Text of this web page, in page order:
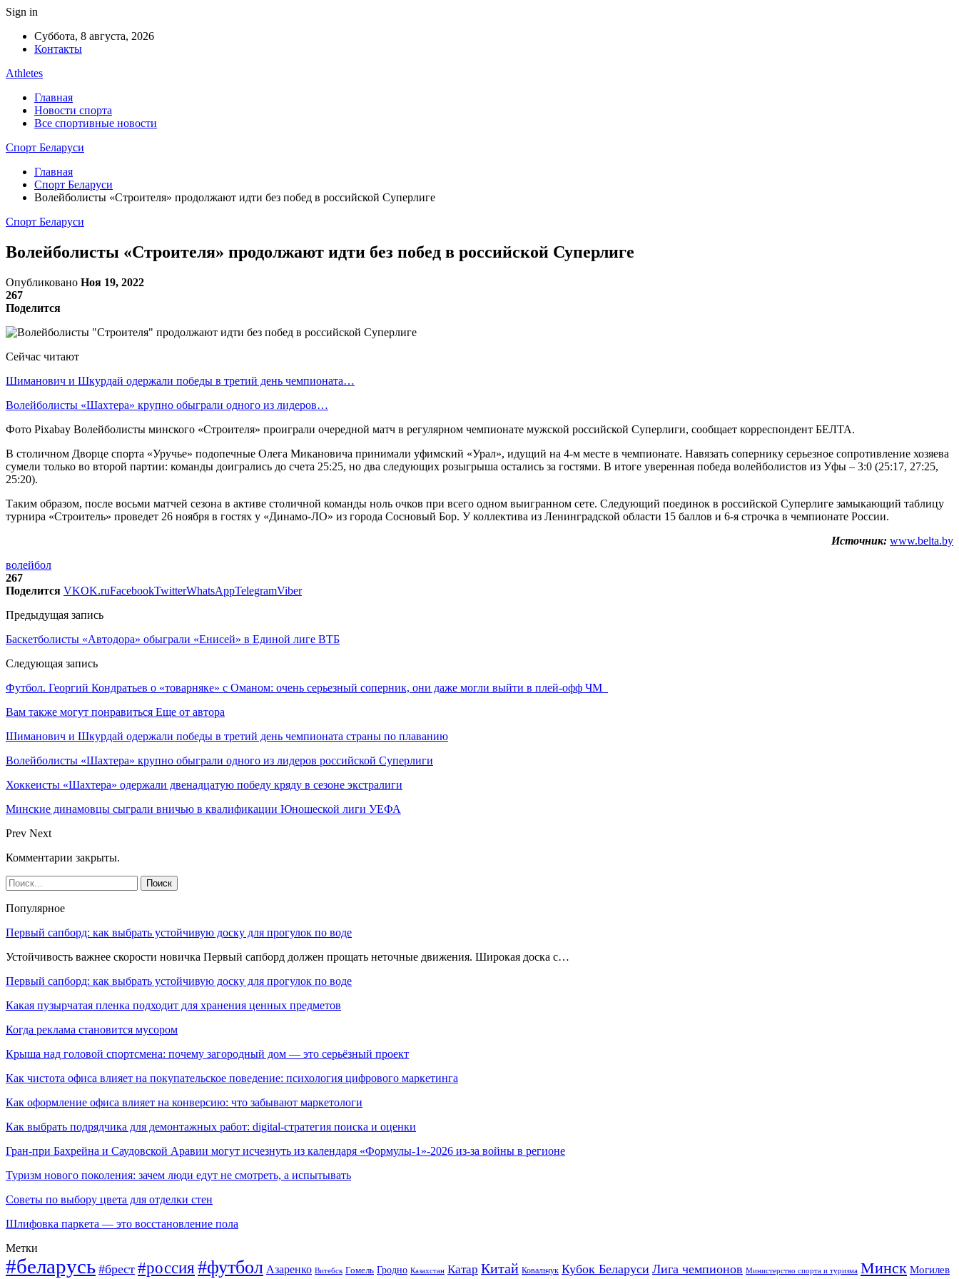
Sign in
Суббота, 8 августа, 2026
Контакты
Athletes
Главная
Новости спорта
Все спортивные новости
Спорт Беларуси
Главная
Спорт Беларуси
Волейболисты «Строителя» продолжают идти без побед в российской Суперлиге
Спорт Беларуси
Волейболисты «Строителя» продолжают идти без побед в российской Суперлиге
Опубликовано Ноя 19, 2022
267
Поделится
Сейчас читают
Шиманович и Шкурдай одержали победы в третий день чемпионата…
Волейболисты «Шахтера» крупно обыграли одного из лидеров…
Фото Pixabay Волейболисты минского «Строителя» проиграли очередной матч в регулярном чемпионате мужской российской Суперлиги, сообщает корреспондент БЕЛТА.
В столичном Дворце спорта «Уручье» подопечные Олега Микановича принимали уфимский «Урал», идущий на 4-м месте в чемпионате. Навязать сопернику серьезное сопротивление хозяева
сумели только во второй партии: команды доигрались до счета 25:25, но два следующих розыгрыша остались за гостями. В итоге уверенная победа волейболистов из Уфы – 3:0 (25:17, 27:25,
25:20).
Таким образом, после восьми матчей сезона в активе столичной команды ноль очков при всего одном выигранном сете. Следующий поединок в российской Суперлиге замыкающий таблицу
турнира «Строитель» проведет 26 ноября в гостях у «Динамо-ЛО» из города Сосновый Бор. У коллектива из Ленинградской области 15 баллов и 6-я строчка в чемпионате России.
Источник: www.belta.by
волейбол
267
Поделится VKOK.ruFacebookTwitterWhatsAppTelegramViber
Предыдущая запись
Баскетболисты «Автодора» обыграли «Енисей» в Единой лиге ВТБ
Следующая запись
Футбол. Георгий Кондратьев о «товарняке» с Оманом: очень серьезный соперник, они даже могли выйти в плей-офф ЧМ
Вам также могут понравиться Еще от автора
Шиманович и Шкурдай одержали победы в третий день чемпионата страны по плаванию
Волейболисты «Шахтера» крупно обыграли одного из лидеров российской Суперлиги
Хоккеисты «Шахтера» одержали двенадцатую победу кряду в сезоне экстралиги
Минские динамовцы сыграли вничью в квалификации Юношеской лиги УЕФА
Prev Next
Комментарии закрыты.
Популярное
Первый сапборд: как выбрать устойчивую доску для прогулок по воде
Устойчивость важнее скорости новичка Первый сапборд должен прощать неточные движения. Широкая доска с…
Первый сапборд: как выбрать устойчивую доску для прогулок по воде
Какая пузырчатая пленка подходит для хранения ценных предметов
Когда реклама становится мусором
Крыша над головой спортсмена: почему загородный дом — это серьёзный проект
Как чистота офиса влияет на покупательское поведение: психология цифрового маркетинга
Как оформление офиса влияет на конверсию: что забывают маркетологи
Как выбрать подрядчика для демонтажных работ: digital-стратегия поиска и оценки
Гран-при Бахрейна и Саудовской Аравии могут исчезнуть из календаря «Формулы-1»-2026 из-за войны в регионе
Туризм нового поколения: зачем люди едут не смотреть, а испытывать
Советы по выбору цвета для отделки стен
Шлифовка паркета — это восстановление пола
Метки
#беларусь #брест #россия#футбол Азаренко Витебск Гомель Гродно Казахстан Катар Китай Ковальчук Кубок Беларуси Лига чемпионов Министерство спорта и туризма Минск Могилев